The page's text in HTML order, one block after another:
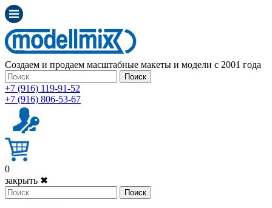
Создаем и продаем масштабные макеты и модели с 2001 года
Поиск
+7 (916) 119-91-52
+7 (916) 806-53-67
0
закрыть ✖
Поиск